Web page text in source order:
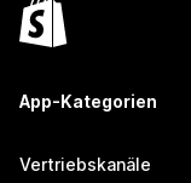
App-Kategorien
Vertriebskanäle